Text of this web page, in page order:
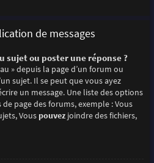
de messages
sujet ou poster une réponse ?
» depuis la page d’un forum ou
sujet. Il se peut que vous ayez
un message. Une liste des options
page des forums, exemple : Vous
Vous pouvezjoindre des fichiers,